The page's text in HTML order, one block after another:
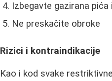
Izbegavte gazirana pića
Ne preskačite obroke
Rizici i kontraindikacije
Kao i kod svake